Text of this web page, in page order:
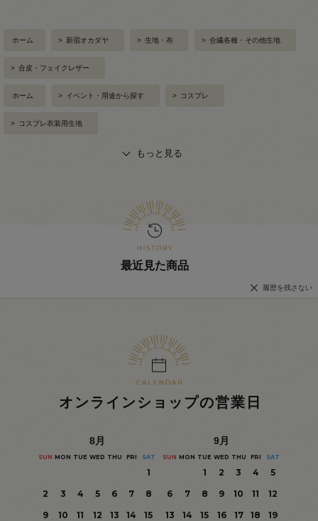
ホーム > 新宿オカダヤ > 生地・布 > 合繊各種・その他生地
> 合皮・フェイクレザー
ホーム > イベント・用途から探す > コスプレ
> コスプレ衣装用生地
もっと見る
最近見た商品
履歴を残さない
オンラインショップの営業日
8月
SUN MON TUE WED THU FRI SAT
1
2
3 4 5 6 7
8
9
10 11 12 13 14
15
9月
SUN MON TUE WED THU FRI SAT
1 2 3 4
5
6
7 8 9 10 11
12
13
14 15 16 17 18
19